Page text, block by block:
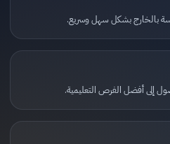
بالخارج بشكل سهل وسريع.
إلى أفضل الفرص التعليمية.